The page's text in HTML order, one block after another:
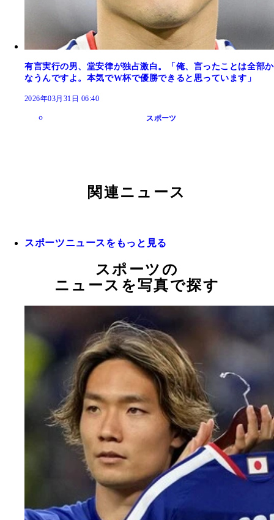
有言実行の男、堂安律が独占激白。「俺、言ったことは全部か
なうんですよ。本気でW杯で優勝できると思っています」
2026年03月31日 06:40
スポーツ
関連ニュース
スポーツニュースをもっと見る
スポーツの
ニュースを写真で探す